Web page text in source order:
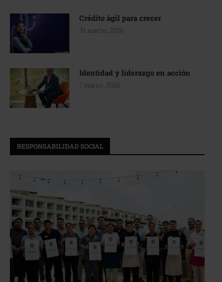
Crédito ágil para crecer
31 marzo, 2026
Identidad y liderazgo en acción
7 marzo, 2026
RESPONSABILIDAD SOCIAL